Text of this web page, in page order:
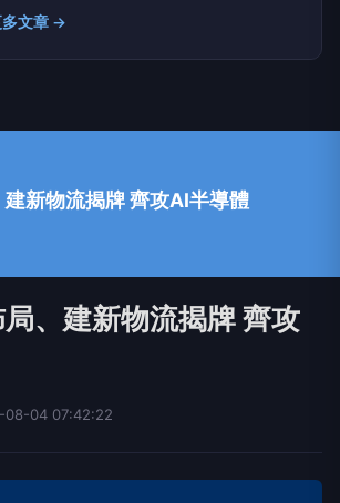
真假莫辨、是非難分的窘境，因此，獲取正
藉以判斷萬事萬物，已是現代人的基本需
多文章 →
新物流揭牌 齊攻AI半導體
、建新物流揭牌 齊攻
08-04 07:42:22